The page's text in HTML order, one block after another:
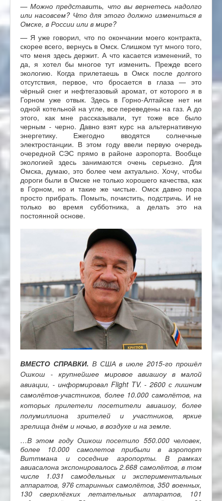
— Можно представить, что вы вернетесь надолго
или насовсем? Что для этого должно измениться в
Омске, в России или в мире?
— Я уже говорил, что по окончании моего контракта,
скорее всего, вернусь в Омск. Слишком тут много того,
что меня здесь держит. А что касается изменений, то
да, я хотел бы многое тут изменить. Прежде всего
экологию. Когда прилетаешь в Омск после долгого
отсутствия, первое, что бросается в глаза — это
чёрный снег и нефтегазовый аромат, от которого я в
Горном уже отвык. Здесь в Горно-Алтайске нет ни
одной котельной на угле, все переведены на газ. А до
этого, как мне рассказывали, тут тоже все было
черным - черно. Давно взят курс на альтернативную
энергетику. Ежегодно вводятся солнечные
электростанции. В этом году ввели первую очередь
очередной СЭС прямо в районе аэропорта. Вообще
экологией здесь занимаются очень серьезно. Для
Омска, думаю, это более чем актуально. Хочу, чтобы
дороги были в Омске не только хорошего качества, как
в Горном, но и такие же чистые. Омск давно пора
просто прибрать. Помыть, почистить, подстричь. И не
только во время субботника, а делать это на
постоянной основе.
ВМЕСТО СПРАВКИ. В США в июле 2015-го прошёл
Ошкош - крупнейшее мировое авиашоу в малой
авиации, - информировал Flight TV. - 2600 с лишним
самолётов-участников, более 10.000 самолётов, на
которых прилетели посетители авиашоу, более
полумиллиона зрителей и участников, яркие
зрелища днём и ночью, в воздухе и на земле.
…В этом году Ошкош посетило 550.000 человек,
более 10.000 самолетов прибыли в аэропорт
Виттмана и соседние аэропорты. В рамках
авиасалона экспонировалось 2.668 самолётов, в том
числе 1.031 самодельных и экспериментальных
аппаратов, 976 старинных самолётов, 350 военных,
130 сверхлёгких летательных аппаратов, 101